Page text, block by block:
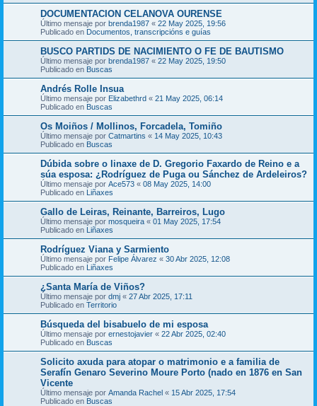
DOCUMENTACION CELANOVA OURENSE
Último mensaje por brenda1987 « 22 May 2025, 19:56
Publicado en Documentos, transcripcións e guías
BUSCO PARTIDS DE NACIMIENTO O FE DE BAUTISMO
Último mensaje por brenda1987 « 22 May 2025, 19:50
Publicado en Buscas
Andrés Rolle Insua
Último mensaje por Elizabethrd « 21 May 2025, 06:14
Publicado en Buscas
Os Moiños / Mollinos, Forcadela, Tomiño
Último mensaje por Catmartins « 14 May 2025, 10:43
Publicado en Buscas
Dúbida sobre o linaxe de D. Gregorio Faxardo de Reino e a
súa esposa: ¿Rodríguez de Puga ou Sánchez de Ardeleiros?
Último mensaje por Ace573 « 08 May 2025, 14:00
Publicado en Liñaxes
Gallo de Leiras, Reinante, Barreiros, Lugo
Último mensaje por mosqueira « 01 May 2025, 17:54
Publicado en Liñaxes
Rodríguez Viana y Sarmiento
Último mensaje por Felipe Álvarez « 30 Abr 2025, 12:08
Publicado en Liñaxes
¿Santa María de Viños?
Último mensaje por dmj « 27 Abr 2025, 17:11
Publicado en Territorio
Búsqueda del bisabuelo de mi esposa
Último mensaje por ernestojavier « 22 Abr 2025, 02:40
Publicado en Buscas
Solicito axuda para atopar o matrimonio e a familia de
Serafín Genaro Severino Moure Porto (nado en 1876 en San
Vicente
Último mensaje por Amanda Rachel « 15 Abr 2025, 17:54
Publicado en Buscas